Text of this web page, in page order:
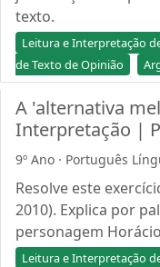
texto.
Leitura e Interpretação
de Texto de Opinião
A 'alternativa
Interpretação |
9º Ano · Português
Resolve este
2010). Explica por
personagem
Leitura e Interpretação